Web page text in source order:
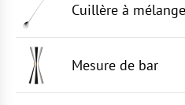
Cuillère à mélange
Mesure de bar